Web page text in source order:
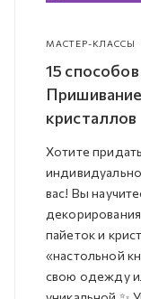
МАСТЕР-КЛАССЫ
15
кристаллов
Хотите
вас! Вы
пайеток и
«настольной
свою одежду